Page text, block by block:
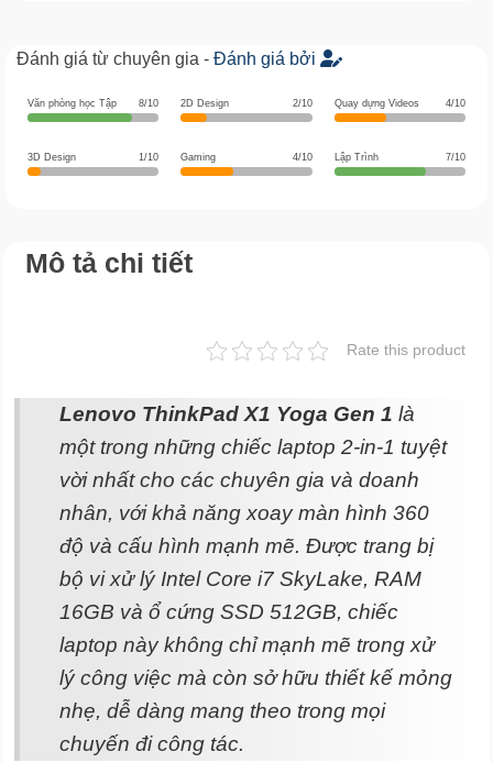
Đánh giá từ chuyên gia - Đánh giá bởi
Văn phòng học Tập 8/10 2D Design 2/10 Quay dựng Videos 4/10
3D Design 1/10 Gaming 4/10 Lập Trình 7/10
Mô tả chi tiết
Rate this product
Lenovo ThinkPad X1 Yoga Gen 1 là
một trong những chiếc laptop 2-in-1 tuyệt
vời nhất cho các chuyên gia và doanh
nhân, với khả năng xoay màn hình 360
độ và cấu hình mạnh mẽ. Được trang bị
bộ vi xử lý Intel Core i7 SkyLake, RAM
16GB và ổ cứng SSD 512GB, chiếc
laptop này không chỉ mạnh mẽ trong xử
lý công việc mà còn sở hữu thiết kế mỏng
nhẹ, dễ dàng mang theo trong mọi
chuyến đi công tác.